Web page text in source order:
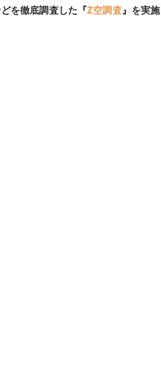
を徹底調査した『Z空調査』を実施